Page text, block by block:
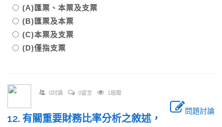
(A)匯票、本票及支票
(B)匯票及本票
(C)本票及支票
(D)僅指支票
0討論 0留言 1追蹤
問題討論
12. 有關重要財務比率分析之敘述，